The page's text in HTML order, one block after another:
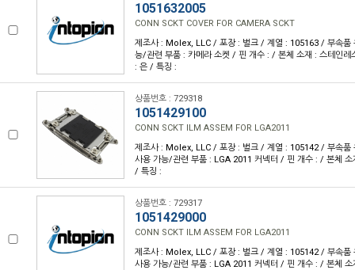
1051632005
CONN SCKT COVER FOR CAMERA SCKT
제조사 : Molex, LLC / 포장 : 벌크 / 계열 : 105163 / 부속품
능/관련 부품 : 카메라 소켓 / 핀 개수 : / 본체 소재 : 스테인
: 은 / 특징 :
상품번호 : 729318
1051429100
CONN SCKT ILM ASSEM FOR LGA2011
제조사 : Molex, LLC / 포장 : 벌크 / 계열 : 105142 / 부속품
사용 가능/관련 부품 : LGA 2011 커넥터 / 핀 개수 : / 본체
/ 특징 :
상품번호 : 729317
1051429000
CONN SCKT ILM ASSEM FOR LGA2011
제조사 : Molex, LLC / 포장 : 벌크 / 계열 : 105142 / 부속품
사용 가능/관련 부품 : LGA 2011 커넥터 / 핀 개수 : / 본체